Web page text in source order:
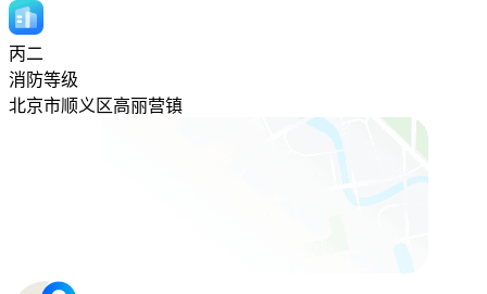
丙二
消防等级
北京市顺义区高丽营镇